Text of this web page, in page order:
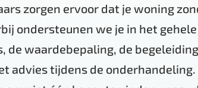
zorgen ervoor dat je woning
ondersteunen we je in het gehele
de waardebepaling, de
advies tijdens de onderhandeling.